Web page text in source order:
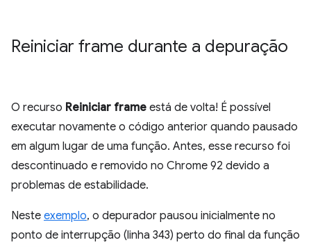
Reiniciar frame durante a depuração
O recurso Reiniciar frame está de volta! É possível
executar novamente o código anterior quando pausado
em algum lugar de uma função. Antes, esse recurso foi
descontinuado e removido no Chrome 92 devido a
problemas de estabilidade.
Neste exemplo, o depurador pausou inicialmente no
ponto de interrupção (linha 343) perto do final da função